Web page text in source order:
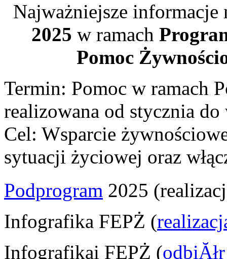
Najważniejsze informacje
2025 w ramach
Pomoc
Termin: Pomoc w ramach
realizowana od stycznia
Cel: Wsparcie
sytuacji życiowej oraz
Podprogram 2025
Infografika FEPŻ (
Infografikai FEPŻ (